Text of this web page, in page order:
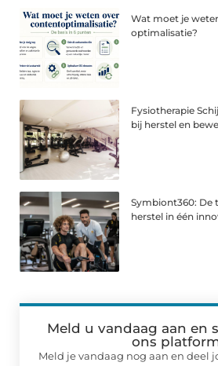
Wat moet je
optimalisatie?
Fysiotherapie
bij herstel en
Symbiont360: De
herstel in één
Meld u vandaag aan en
ons
Meld je vandaag nog aan en deel